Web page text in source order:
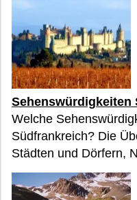
Sehenswürdigkeiten
Welche
Südfrankreich? Die
Städten und Dörfern,